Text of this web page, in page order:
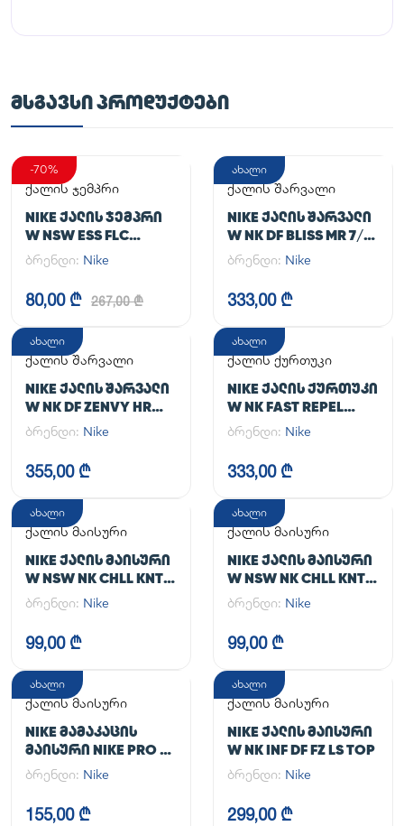
ᲛᲡᲒᲐᲕᲡᲘ ᲞᲠᲝᲓᲣᲥᲢᲔᲑᲘ
-70%
ქალის ჯემპრი
NIKE ᲥᲐᲚᲘᲡ ᲯᲔᲛᲞᲠᲘ
W NSW ESS FLC
HOODIE CLCTN RE
ბრენდი: Nike
80,00 ₾ 267,00 ₾
ახალი
ქალის შარვალი
NIKE ᲥᲐᲚᲘᲡ ᲨᲐᲠᲕᲐᲚᲘ
W NK DF BLISS MR 7/8
JOGGER
ბრენდი: Nike
333,00 ₾
ახალი
ქალის შარვალი
NIKE ᲥᲐᲚᲘᲡ ᲨᲐᲠᲕᲐᲚᲘ
W NK DF ZENVY HR
TGHT
ბრენდი: Nike
355,00 ₾
ახალი
ქალის ქურთუკი
NIKE ᲥᲐᲚᲘᲡ ᲥᲣᲠᲗᲣᲙᲘ
W NK FAST REPEL
JACKET
ბრენდი: Nike
333,00 ₾
ახალი
ქალის მაისური
NIKE ᲥᲐᲚᲘᲡ ᲛᲐᲘᲡᲣᲠᲘ
W NSW NK CHLL KNT
MD CRP
ბრენდი: Nike
99,00 ₾
ახალი
ქალის მაისური
NIKE ᲥᲐᲚᲘᲡ ᲛᲐᲘᲡᲣᲠᲘ
W NSW NK CHLL KNT
MD CRP
ბრენდი: Nike
99,00 ₾
ახალი
ქალის მაისური
NIKE ᲛᲐᲛᲐᲙᲐᲪᲘᲡ
ᲛᲐᲘᲡᲣᲠᲘ NIKE PRO DF
365 CROP LS
ბრენდი: Nike
155,00 ₾
ახალი
ქალის მაისური
NIKE ᲥᲐᲚᲘᲡ ᲛᲐᲘᲡᲣᲠᲘ
W NK INF DF FZ LS TOP
ბრენდი: Nike
299,00 ₾